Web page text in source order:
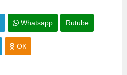
Whatsapp Rutube
ОК